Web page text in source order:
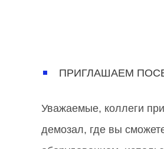
ПРИГЛАШАЕМ
Уважаемые, коллеги
демозал, где вы